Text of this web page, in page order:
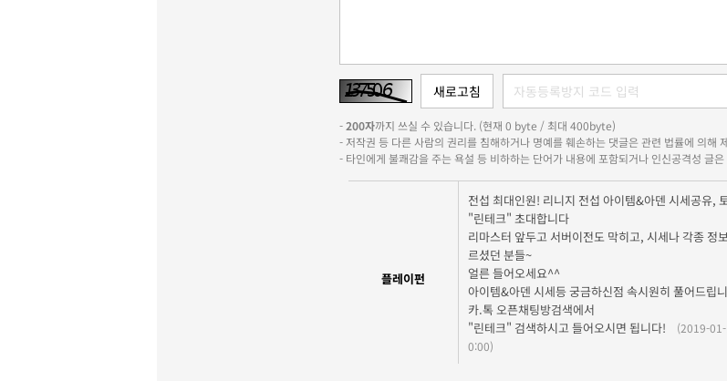
-200자까지 쓰실 수 있습니다. (현재 0 byte / 최대 400byte)
- 저작권 등 다른 사람의 권리를 침해하거나 명예를 훼손하는 댓글은 관련 법률에 의해
- 타인에게 불쾌감을 주는 욕설 등 비하하는 단어가 내용에 포함되거나 인신공격성 글
플레이펀
전섭 최대인원! 리니지 전섭 아이템&아덴 시세공유,
"린테크" 초대합니다
리마스터 앞두고 서버이전도 막히고, 시세나 각종 정
르셨던 분들~
얼른 들어오세요^^
아이템&아덴 시세등 궁금하신점 속시원히 풀어드립
카.톡 오픈채팅방검색에서
"린테크" 검색하시고 들어오시면 됩니다!
(2019-
0:00)